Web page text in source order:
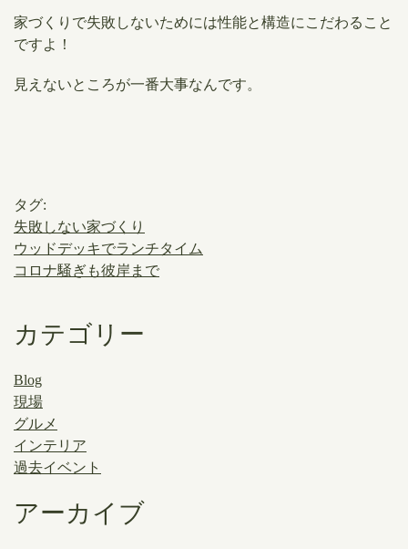
家づくりで失敗しないためには性能と構造にこだわること
ですよ！
見えないところが一番大事なんです。
タグ:
失敗しない家づくり
ウッドデッキでランチタイム
コロナ騒ぎも彼岸まで
カテゴリー
Blog
現場
グルメ
インテリア
過去イベント
アーカイブ